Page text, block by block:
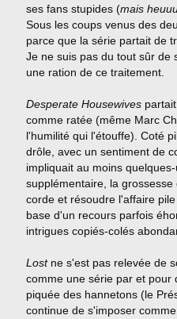
ses fans stupides (mais
Sous les coups venus des
parce que la série partait de
Je ne suis pas du tout sûr de
une ration de ce traitement.
Desperate Housewives
comme ratée (même Marc
l'humilité qui l'étouffe). Coté
drôle, avec un sentiment de
impliquait au moins
supplémentaire, la
corde et résoudre l'affaire
base d'un recours parfois
intrigues copiés-colés
Lostne s'est pas relevée de
comme une série par et pour
piquée des hannetons (le
continue de s'imposer